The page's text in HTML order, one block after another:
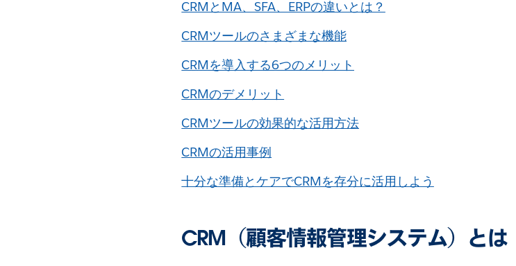
CRMとMA、SFA、ERPの違いとは？
CRMツールのさまざまな機能
CRMを導入する6つのメリット
CRMのデメリット
CRMツールの効果的な活用方法
CRMの活用事例
十分な準備とケアでCRMを存分に活用しよう
CRM（顧客情報管理システム）とは